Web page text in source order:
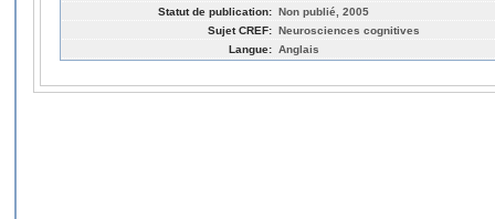
Statut de publication: Non publié, 2005
Sujet CREF: Neurosciences cognitives
Langue: Anglais